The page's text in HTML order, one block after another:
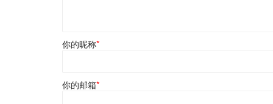
你的昵称*
你的邮箱*